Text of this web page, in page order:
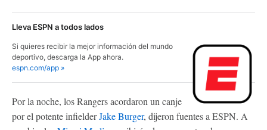
Lleva ESPN a todos lados
Si quieres recibir la mejor información del mundo
deportivo, descarga la App ahora.
espn.com/app »
Por la noche, los Rangers acordaron un canje
por el potente infielderJake Burger, dijeron fuentes a ESPN. A